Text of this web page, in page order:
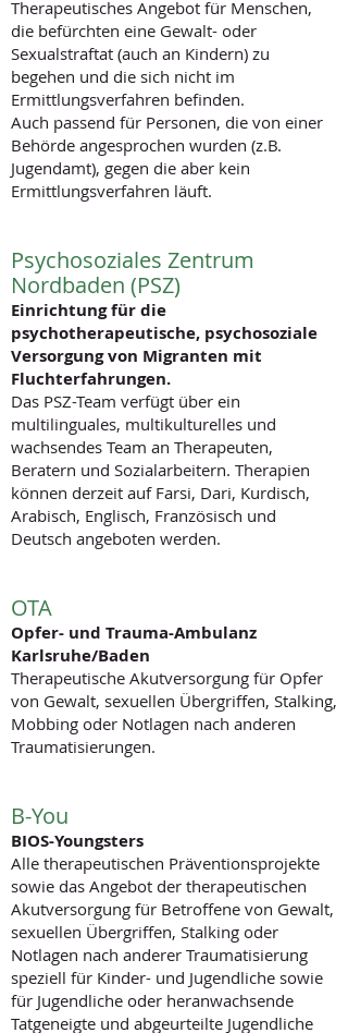
Therapeutisches Angebot für Menschen,
die befürchten eine Gewalt- oder
Sexualstraftat (auch an Kindern) zu
begehen und die sich nicht im
Ermittlungsverfahren befinden.
Auch passend für Personen, die von einer
Behörde angesprochen wurden (z.B.
Jugendamt), gegen die aber kein
Ermittlungsverfahren läuft.
Psychosoziales Zentrum
Nordbaden (PSZ)
Einrichtung für die
psychotherapeutische, psychosoziale
Versorgung von Migranten mit
Fluchterfahrungen.
Das PSZ-Team verfügt über ein
multilinguales, multikulturelles und
wachsendes Team an Therapeuten,
Beratern und Sozialarbeitern. Therapien
können derzeit auf Farsi, Dari, Kurdisch,
Arabisch, Englisch, Französisch und
Deutsch angeboten werden.
OTA
Opfer- und Trauma-Ambulanz
Karlsruhe/Baden
Therapeutische Akutversorgung für Opfer
von Gewalt, sexuellen Übergriffen, Stalking,
Mobbing oder Notlagen nach anderen
Traumatisierungen.
B-You
BIOS-Youngsters
Alle therapeutischen Präventionsprojekte
sowie das Angebot der therapeutischen
Akutversorgung für Betroffene von Gewalt,
sexuellen Übergriffen, Stalking oder
Notlagen nach anderer Traumatisierung
speziell für Kinder- und Jugendliche sowie
für Jugendliche oder heranwachsende
Tatgeneigte und abgeurteilte Jugendliche